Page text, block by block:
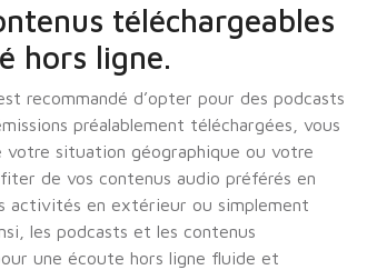
téléchargeables
hors ligne.
recommandé d’opter pour des podcasts
préalablement téléchargées, vous
votre situation géographique ou votre
de vos contenus audio préférés en
activités en extérieur ou simplement
les podcasts et les contenus
une écoute hors ligne fluide et